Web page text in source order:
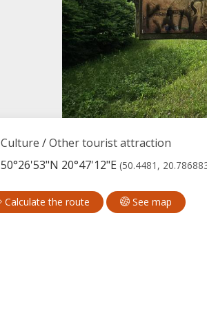
Culture /Other tourist attraction
50°26'53"N 20°47'12"E (50.4481,
Calculate the route See map